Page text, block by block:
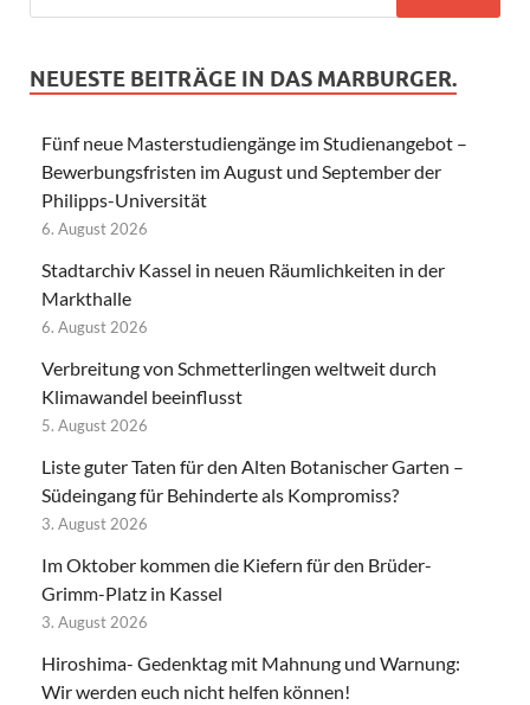
NEUESTE BEITRÄGE IN DAS MARBURGER.
Fünf neue Masterstudiengänge im Studienangebot –
Bewerbungsfristen im August und September der
Philipps-Universität
6. August 2026
Stadtarchiv Kassel in neuen Räumlichkeiten in der
Markthalle
6. August 2026
Verbreitung von Schmetterlingen weltweit durch
Klimawandel beeinflusst
5. August 2026
Liste guter Taten für den Alten Botanischer Garten –
Südeingang für Behinderte als Kompromiss?
3. August 2026
Im Oktober kommen die Kiefern für den Brüder-
Grimm-Platz in Kassel
3. August 2026
Hiroshima- Gedenktag mit Mahnung und Warnung:
Wir werden euch nicht helfen können!